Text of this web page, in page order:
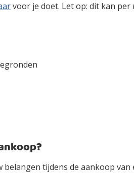
voor je doet. Let op: dit kan per
tijdens de aankoop van